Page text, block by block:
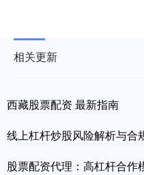
相关更新
西藏股票配资 最新指南
线上杠杆炒股风险解析与合
股票配资代理：高杠杆合作